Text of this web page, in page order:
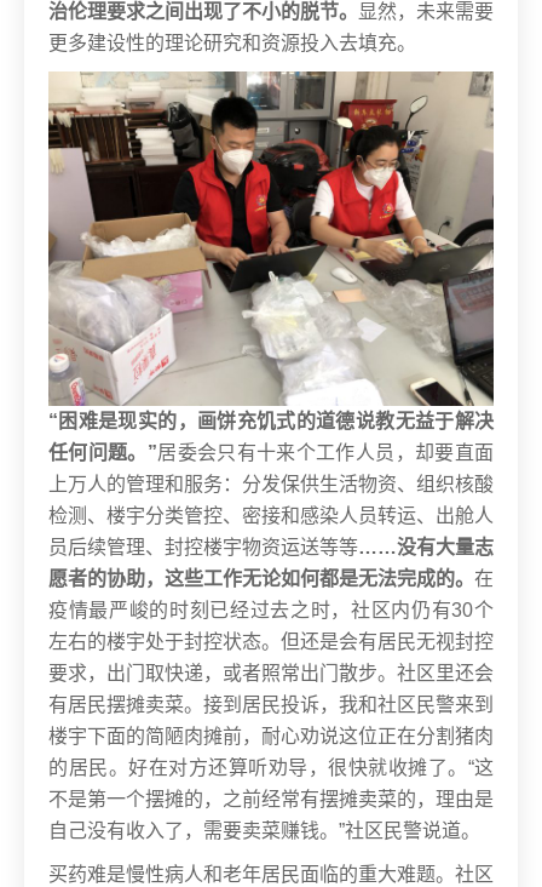
治伦理要求之间出现了不小的脱节。
显然，未来需要
更多建设性的理论研究和资源投入去填充。
“困难是现实的，画饼充饥式的道德说教无益于解决
任何问题。”居委会只有十来个工作人员，却要直面
上万人的管理和服务：分发保供生活物资、组织核酸
检测、楼宇分类管控、密接和感染人员转运、出舱人
员后续管理、封控楼宇物资运送等等……没有大量志
愿者的协助，这些工作无论如何都是无法完成的。 在
疫情最严峻的时刻已经过去之时，社区内仍有30个
左右的楼宇处于封控状态。但还是会有居民无视封控
要求，出门取快递，或者照常出门散步。 社区里还会
有居民摆摊卖菜。接到居民投诉，我和社区民警来到
楼宇下面的简陋肉摊前，耐心劝说这位正在分割猪肉
的居民。好在对方还算听劝导，很快就收摊了。“这
不是第一个摆摊的，之前经常有摆摊卖菜的，理由是
自己没有收入了，需要卖菜赚钱。”社区民警说道。
买药难是慢性病人和老年居民面临的重大难题。社区